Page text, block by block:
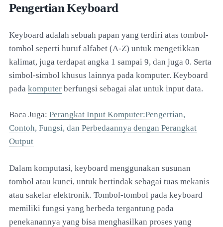
Pengertian Keyboard
Keyboard adalah sebuah papan yang terdiri atas tombol-
tombol seperti huruf alfabet (A-Z) untuk mengetikkan
kalimat, juga terdapat angka 1 sampai 9, dan juga 0. Serta
simbol-simbol khusus lainnya pada komputer. Keyboard
pada komputer berfungsi sebagai alat untuk input data.
Baca Juga: Perangkat Input Komputer:Pengertian,
Contoh, Fungsi, dan Perbedaannya dengan Perangkat
Output
Dalam komputasi, keyboard menggunakan susunan
tombol atau kunci, untuk bertindak sebagai tuas mekanis
atau sakelar elektronik. Tombol-tombol pada keyboard
memiliki fungsi yang berbeda tergantung pada
penekanannya yang bisa menghasilkan proses yang